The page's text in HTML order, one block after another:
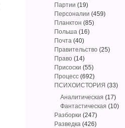
Партии (19)
Персоналии (459)
Планктон (85)
Польша (16)
Почта (40)
Правительство (25)
Право (14)
Присоски (55)
Процесс (692)
ПСИХОИСТОРИЯ (33)
Аналитическая (17)
Фантастическая (10)
Разборки (247)
Разведка (426)